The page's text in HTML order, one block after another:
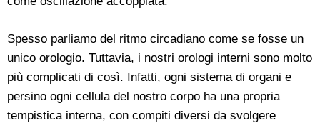
Spesso parliamo del ritmo circadiano come se fosse un
unico orologio. Tuttavia, i nostri orologi interni sono molto
più complicati di così. Infatti, ogni sistema di organi e
persino ogni cellula del nostro corpo ha una propria
tempistica interna, con compiti diversi da svolgere